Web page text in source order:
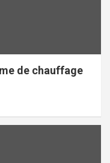
de chauffage